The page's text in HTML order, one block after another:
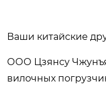
Ваши китайские
ООО Цзянсу
вилочных